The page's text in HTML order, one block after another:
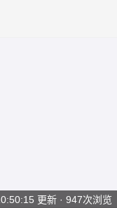
更新 · 947次浏览